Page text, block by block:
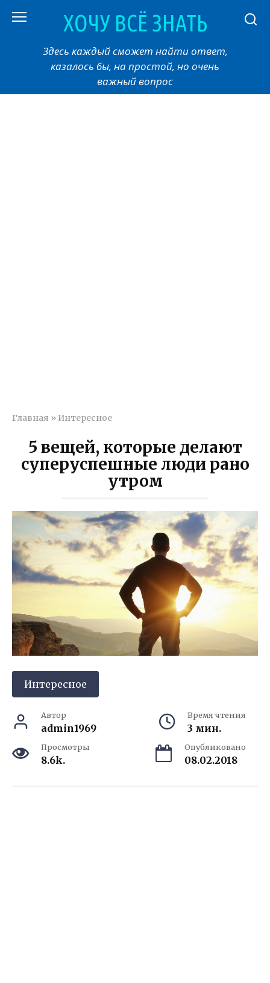
ХОЧУ ВСЁ ЗНАТЬ
Здесь каждый сможет найти ответ,
казалось бы, на простой, но очень
важный вопрос
Главная » Интересное
5 вещей, которые делают
суперуспешные люди рано
утром
Интересное
Автор
admin1969
Время чтения
3 мин.
Просмотры
8.6k.
Опубликовано
08.02.2018